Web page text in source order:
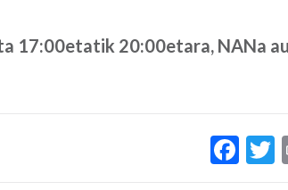
17:00etatik 20:00etara, NANa